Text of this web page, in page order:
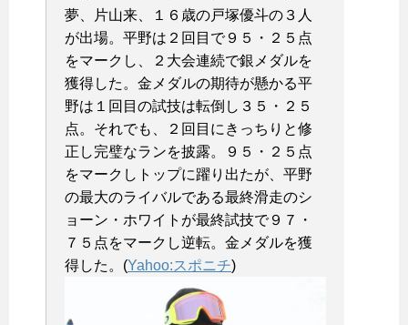
夢、片山来、１６歳の戸塚優斗の３人
が出場。平野は２回目で９５・２５点
をマークし、２大会連続で銀メダルを
獲得した。金メダルの期待が懸かる平
野は１回目の試技は転倒し３５・２５
点。それでも、２回目にきっちりと修
正し完璧なランを披露。９５・２５点
をマークしトップに躍り出たが、平野
の最大のライバルである最終滑走のシ
ョーン・ホワイトが最終試技で９７・
７５点をマークし逆転。金メダルを獲
得した。(Yahoo:スポニチ)